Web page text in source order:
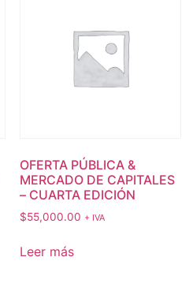
OFERTA PÚBLICA &
MERCADO DE CAPITALES
– CUARTA EDICIÓN
$55,000.00 + IVA
Leer más